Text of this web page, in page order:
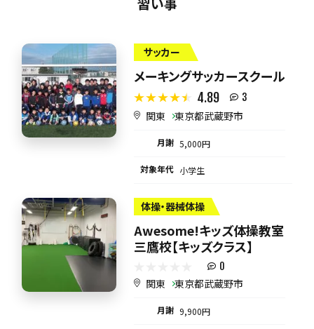
サッカー
メーキングサッカースクール
4.89 3
関東 東京都武蔵野市
月謝 5,000円
対象年代 小学生
体操・器械体操
Awesome!キッズ体操教室
三鷹校【キッズクラス】
0
関東 東京都武蔵野市
月謝 9,900円